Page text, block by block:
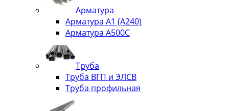
Арматура
Арматура А1 (А240)
Арматура А500С
Труба
Труба ВГП и ЭЛСВ
Труба профильная